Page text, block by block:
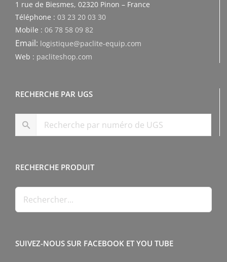
1 rue de Biesmes, 02320 Pinon – France
Téléphone : 03 23 20 03 30
Mobile : 06 78 58 09 82
Email: logistique@paclite-equip.com
Web : pacliteshop.com
RECHERCHE PAR UGS
RECHERCHE PRODUIT
SUIVEZ-NOUS SUR FACEBOOK ET YOU TUBE